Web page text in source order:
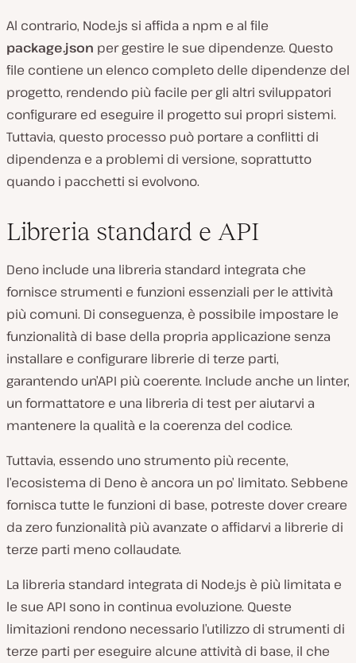
Al contrario, Node.js si affida a npm e al file
package.json per gestire le sue dipendenze. Questo
file contiene un elenco completo delle dipendenze del
progetto, rendendo più facile per gli altri sviluppatori
configurare ed eseguire il progetto sui propri sistemi.
Tuttavia, questo processo può portare a conflitti di
dipendenza e a problemi di versione, soprattutto
quando i pacchetti si evolvono.
Libreria standard e API
Deno include una libreria standard integrata che
fornisce strumenti e funzioni essenziali per le attività
più comuni. Di conseguenza, è possibile impostare le
funzionalità di base della propria applicazione senza
installare e configurare librerie di terze parti,
garantendo un’API più coerente. Include anche un linter,
un formattatore e una libreria di test per aiutarvi a
mantenere la qualità e la coerenza del codice.
Tuttavia, essendo uno strumento più recente,
l’ecosistema di Deno è ancora un po’ limitato. Sebbene
fornisca tutte le funzioni di base, potreste dover creare
da zero funzionalità più avanzate o affidarvi a librerie di
terze parti meno collaudate.
La libreria standard integrata di Node.js è più limitata e
le sue API sono in continua evoluzione. Queste
limitazioni rendono necessario l’utilizzo di strumenti di
terze parti per eseguire alcune attività di base, il che